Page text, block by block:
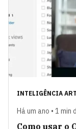
INTELIGÊNCIA
Há um ano • 1
Como usar o